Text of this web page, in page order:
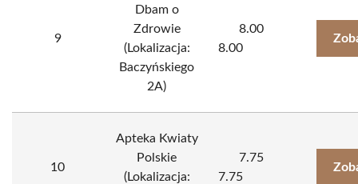
9
Dbam o
Zdrowie
(Lokalizacja:
Baczyńskiego
2A)
8.00
8.00
10
Apteka Kwiaty
Polskie
(Lokalizacja:
7.75
7.75